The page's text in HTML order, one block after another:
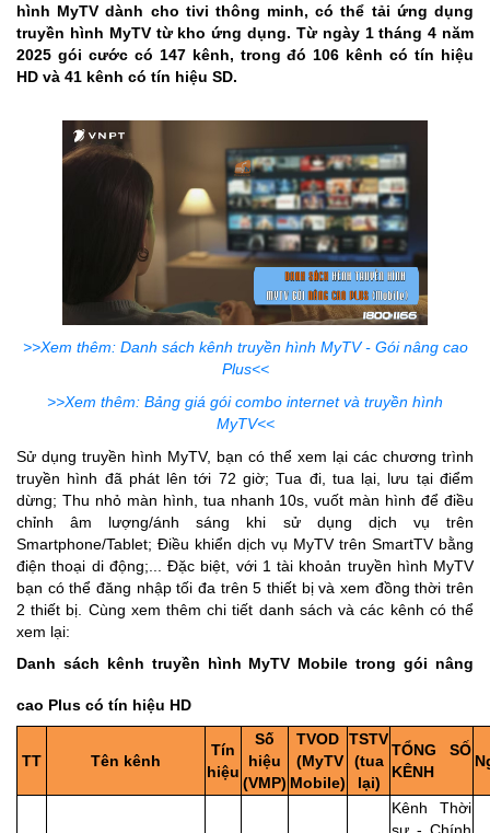
hình MyTV dành cho tivi thông minh, có thể tải ứng dụng
truyền hình MyTV từ kho ứng dụng. Từ ngày 1 tháng 4 năm
2025 gói cước có 147 kênh, trong đó 106 kênh có tín hiệu
HD và 41 kênh có tín hiệu SD.
>>Xem thêm: Danh sách kênh truyền hình MyTV - Gói nâng cao
Plus<<
>>Xem thêm: Bảng giá gói combo internet và truyền hình
MyTV<<
Sử dụng truyền hình MyTV, bạn có thể xem lại các chương trình
truyền hình đã phát lên tới 72 giờ; Tua đi, tua lại, lưu tại điểm
dừng; Thu nhỏ màn hình, tua nhanh 10s, vuốt màn hình để điều
chỉnh âm lượng/ánh sáng khi sử dụng dịch vụ trên
Smartphone/Tablet; Điều khiển dịch vụ MyTV trên SmartTV bằng
điện thoại di động;... Đặc biệt, với 1 tài khoản truyền hình MyTV
bạn có thể đăng nhập tối đa trên 5 thiết bị và xem đồng thời trên
2 thiết bị. Cùng xem thêm chi tiết danh sách và các kênh có thể
xem lại:
Danh sách kênh truyền hình MyTV Mobile trong gói nâng
cao Plus có tín hiệu HD
TT Tên kênh
Tín
hiệu
Số
hiệu
(VMP)
TVOD
(MyTV
Mobile)
TSTV
(tua
lại)
TỔNG SỐ
KÊNH
Kênh Thời
sự - Chính